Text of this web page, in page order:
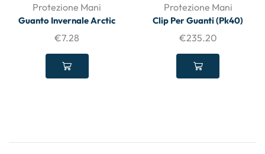
Protezione Mani
Guanto Invernale Arctic
€7.28
Protezione Mani
Clip Per Guanti (Pk40)
€235.20